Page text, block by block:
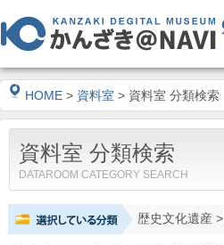
HOME > 資料室 > 資料室 分類検索
資料室 分類検索
DATAROOM CATEGORY SEARCH
歴史文化遺産>